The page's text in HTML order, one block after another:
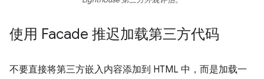
使用 Facade 推迟加载第三方代码
不要直接将第三方嵌入内容添加到 HTML 中，而是加载一